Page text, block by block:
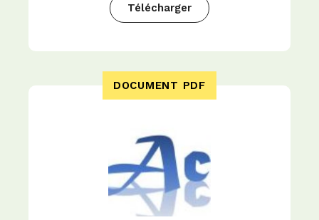
Télécharger
DOCUMENT PDF